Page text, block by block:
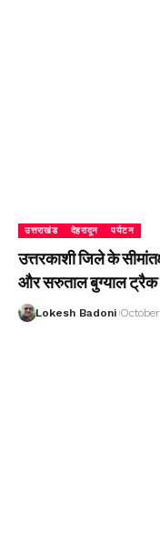
उत्तराखंड देहरादून पर्यटन
उत्तरकाशी जिले के
और सरुताल बुग्याल ट्रैक
Lokesh Badoni